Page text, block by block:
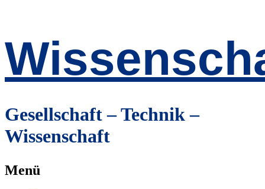
Gesellschaft – Technik –
Wissenschaft
Menü